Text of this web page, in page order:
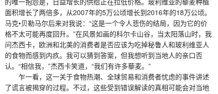
面积增长了两倍多，从2007年的5万公顷增长到2016年的18万公顷。
马克•贝勒马尔后来对我说：“这是一个令人悲伤的结局，因为它的价
格不太可能再度回升。”在风景如画的科尔卡山谷，当太阳落山时，我
问杰西卡，欧洲和北美的消费者是否应该为吃掉秘鲁人和玻利维亚人
的食物而感到内疚。我可以猜到答案，但我想听到当地人的亲口否
认。“相信我，”杰西卡笑道，“我们有许多藜麦。”
乍一看，这一关于食物热潮、全球贸易和消费者忧虑的事件讲述
了谎言被揭穿的过程。不过，这些受到错误解读的真相可能会对当地